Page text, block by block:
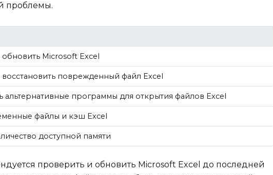
проблемы.
Microsoft Excel
поврежденный файл Excel
альтернативные программы для открытия файлов Excel
файлы и кэш Excel
доступной памяти
проверить и обновить Microsoft Excel до последней